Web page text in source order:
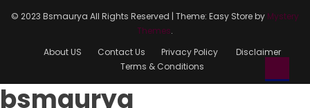
© 2023 Bsmaurya All Rights Reserved | Theme: Easy Store by Mystery
Themes.
About US
Contact Us Privacy Policy
Disclaimer
Terms & Conditions
bsmaurya